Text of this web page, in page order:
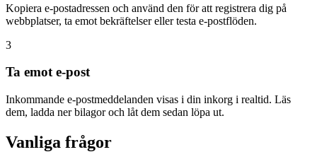
Kopiera e-postadressen och använd den för att registrera dig på
webbplatser, ta emot bekräftelser eller testa e-postflöden.
3
Ta emot e-post
Inkommande e-postmeddelanden visas i din inkorg i realtid. Läs
dem, ladda ner bilagor och låt dem sedan löpa ut.
Vanliga frågor